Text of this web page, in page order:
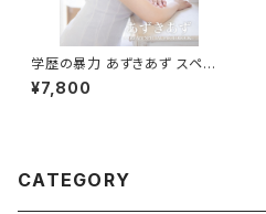
学歴の暴力 あずきあず スペシ
ャルフォトブック
¥7,800
CATEGORY